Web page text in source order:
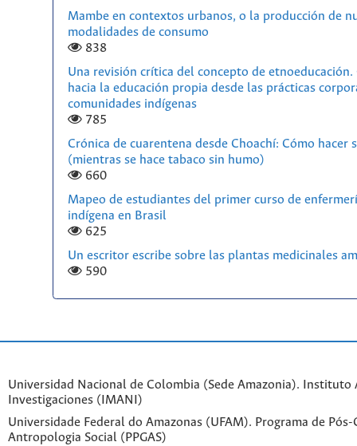
Mambe en contextos urbanos, o la producción de
modalidades de consumo
838
Una revisión crítica del concepto de etnoeducación.
hacia la educación propia desde las prácticas
comunidades indígenas
785
Crónica de cuarentena desde Choachí: Cómo hacer
(mientras se hace tabaco sin humo)
660
Mapeo de estudiantes del primer curso de
indígena en Brasil
625
Un escritor escribe sobre las plantas medicinales
590
Universidad Nacional de Colombia (Sede Amazonia). Instituto
Investigaciones (IMANI)
Universidade Federal do Amazonas (UFAM). Programa de Pós-
Antropologia Social (PPGAS)